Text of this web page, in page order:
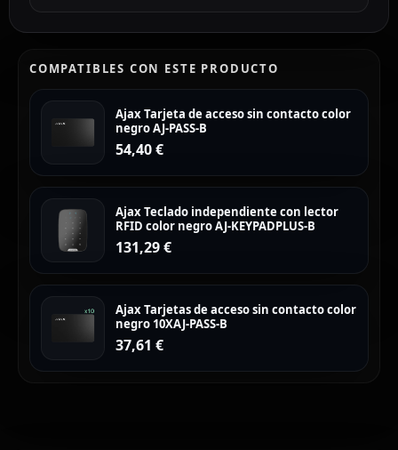
COMPATIBLES CON ESTE PRODUCTO
Ajax Tarjeta de acceso sin contacto color
negro AJ-PASS-B
54,40€
Ajax Teclado independiente con lector
RFID color negro AJ-KEYPADPLUS-B
131,29€
Ajax Tarjetas de acceso sin contacto color
negro 10XAJ-PASS-B
37,61 €